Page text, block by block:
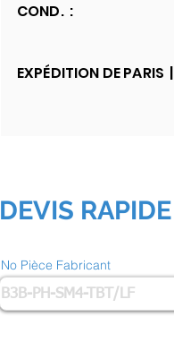
COND. :
EXPÉDITION DE PARIS |
DEVIS RAPIDE
No Pièce Fabricant